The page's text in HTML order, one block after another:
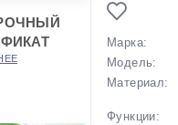
Марка:
Модель:
Материал:
Функции: